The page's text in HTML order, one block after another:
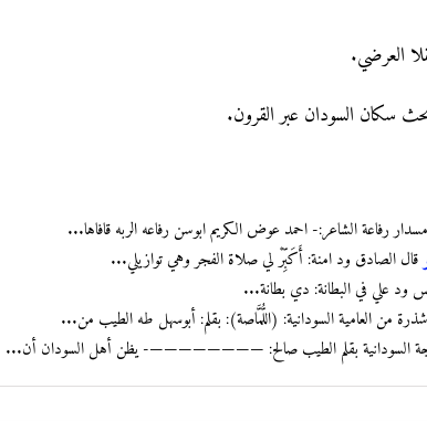
العرضي.
سكان السودان عبر القرون.
مسدار رفاعة الشاعر:- احمد عوض الكريم ابوسن رفاعه الربه قافاها...
قال الصادق ود امنة: أَكَبِّرْ لي صلاة الفجر وهي توازيلي...
ود علي في البطانة: دي بطانة...
شذرة من العامية السودانية: (اللُّمَّاصة): بقلم: أبوسهل طه الطيب من...
السودانية بقلم الطيب صالح: ————————- يظن أهل السودان أن...